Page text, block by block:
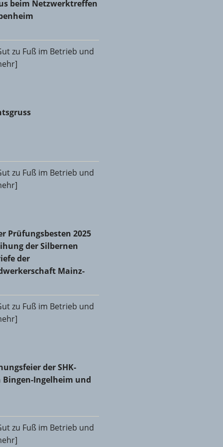
beim Netzwerktreffen
zu Fuß im Betrieb und
zu Fuß im Betrieb und
Prüfungsbesten 2025 und Verleihung der Silbernen
der Kreishandwerkerschaft Mainz-Bingen
Prüfungsbesten 2025
der Silbernen
der
Mainz-
zu Fuß im Betrieb und
neuen Obermeister gewählt
der SHK-Innungen Bingen-Ingelheim und Mainz
der SHK-
Ingelheim und
zu Fuß im Betrieb und